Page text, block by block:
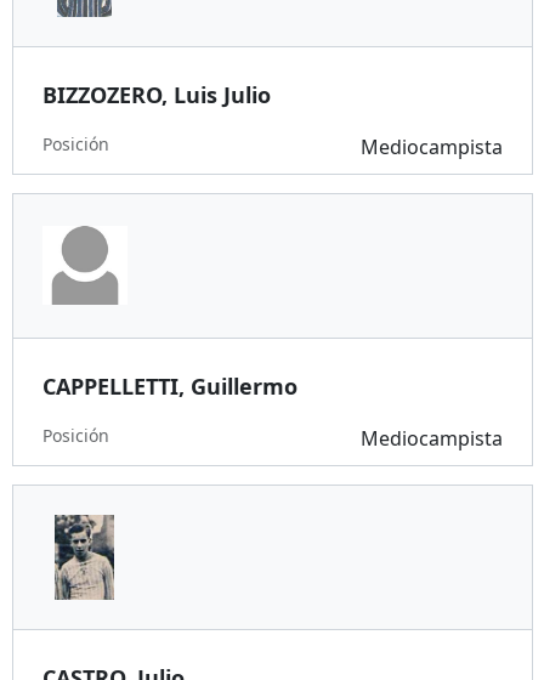
BIZZOZERO, Luis Julio
Posición Mediocampista
CAPPELLETTI, Guillermo
Posición Mediocampista